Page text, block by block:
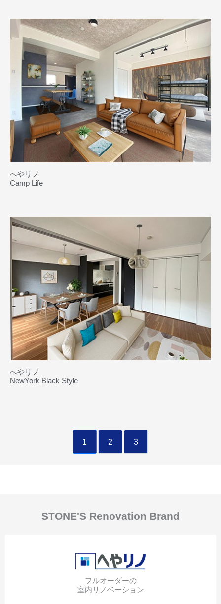
へやリノ
Camp Life
へやリノ
NewYork Black Style
1 2 3
STONE'S Renovation Brand
フルオーダーの
室内リノベーション